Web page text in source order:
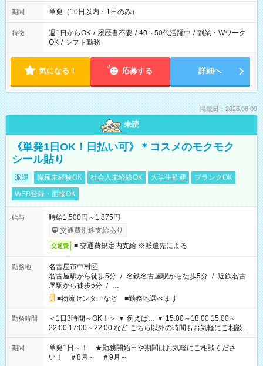
期間 単発（10日以内・1日のみ）
特徴 週1日からOK / 履歴書不要 / 40～50代活躍中 / 副業・Wワーク
OK / シフト勤務
気になる！ 応募する 詳細へ
掲載日：2026.08.09
未読
《単発1日OK！日払い可》＊コスメのモクモク
シール貼り
派遣 職種未経験OK 社会人未経験OK 大学生歓迎
ブランクOK
WEB登録・面接OK
給与
時給1,500円～1,875円
交通費別途支給あり
交通費 ■ 交通費規定内支給 ※派遣先による
勤務地
名古屋市中村区
名古屋駅から徒歩5分 / 名鉄名古屋駅から徒歩5分 / 近鉄名古
屋駅から徒歩5分 / …
■物流センターなど ■勤務地選べます
勤務時間
＜1日3時間～OK！＞ ▼ 例えば… ▼ 15:00～18:00 15:00～
22:00 17:00～22:00 など こちら以外の時間もお気軽にご相談く
ださい！
期間
単発1日～！ ★勤務開始日や期間はお気軽にご相談くださ
い！ ＃8月～ ＃9月～